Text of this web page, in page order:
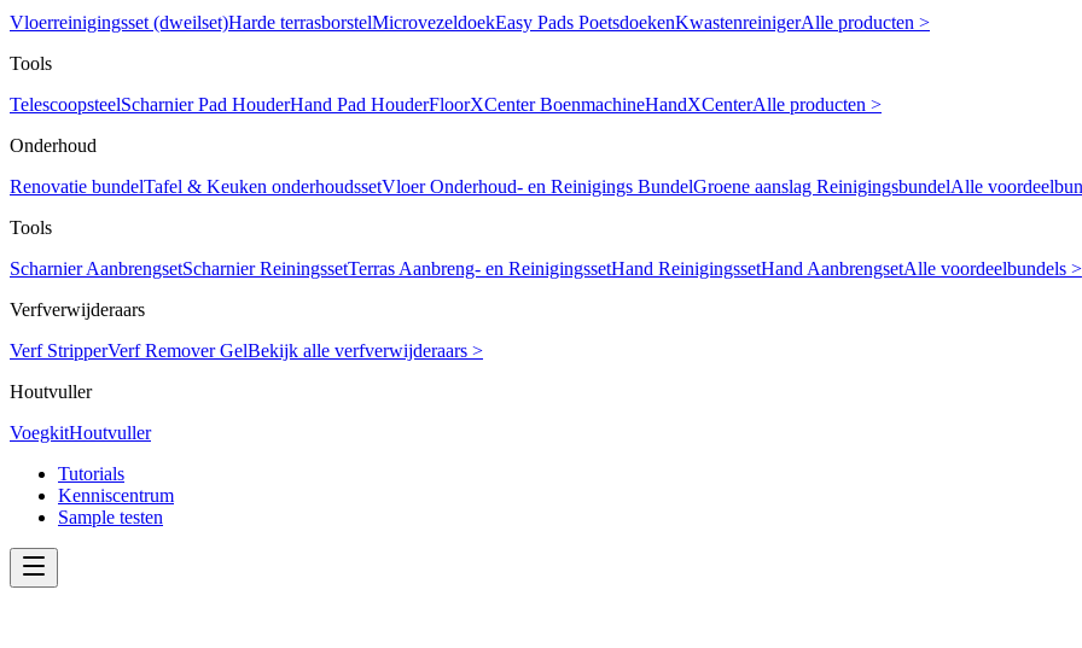
Vloerreinigingsset (dweilset)Harde terrasborstelMicrovezeldoekEasy Pads PoetsdoekenKwastenreinigerAlle producten >
Tools
TelescoopsteelScharnier Pad HouderHand Pad HouderFloorXCenter BoenmachineHandXCenterAlle producten >
Onderhoud
Renovatie bundelTafel & Keuken onderhoudssetVloer Onderhoud- en Reinigings BundelGroene aanslag ReinigingsbundelAlle
Tools
Scharnier AanbrengsetScharnier ReiningssetTerras Aanbreng- en ReinigingssetHand ReinigingssetHand AanbrengsetAlle voordeelbundels >
Verfverwijderaars
Verf StripperVerf Remover GelBekijk alle verfverwijderaars >
Houtvuller
VoegkitHoutvuller
Tutorials
Kenniscentrum
Sample testen